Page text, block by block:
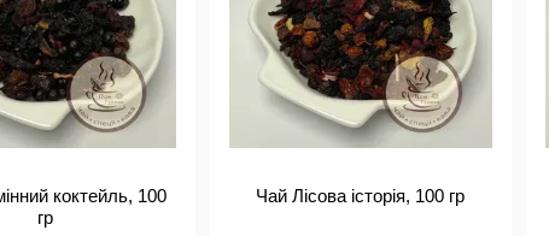
коктейль, 100
гр
Чай Лісова історія, 100 гр